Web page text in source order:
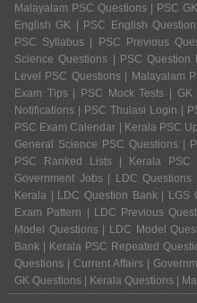
Malayalam PSC Questions | PSC
English GK | PSC English
PSC Syllabus | PSC Previous
Science Questions | PSC
Level PSC Questions | Malayalam
Exam Tips | PSC Mock Tests |
Notifications | PSC Thulasi Login |
PSC Exam Calendar | Kerala PSC
General Science PSC Questions |
PSC Ranked Lists | Kerala
Government Jobs | LDC
Kerala | LDC Question Bank | LGS
Exam Pattern | LDC Previous
Model Questions | LDC Model
Bank | Kerala PSC Repeated
Questions | Current Affairs |
GK Questions | Kerala Questions |